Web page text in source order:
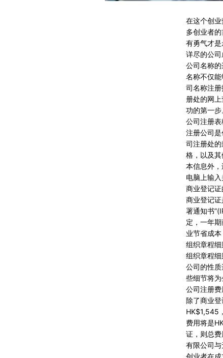
在这个创
多创业者
有勇气才
详尽的公司
公司名称
名称不仅
司名称注
册处的网
功的第一步
公司注册
注册公司
司注册处
格，以及
本信息外
电脑上输入
商业登记
商业登记
署通知书
定，一年
业节省成本
组织章程
组织章程
公司的性
些细节将为
公司注册
除了商业
HK$1,545
费用将是
证，则总费
有限公司
创业者在